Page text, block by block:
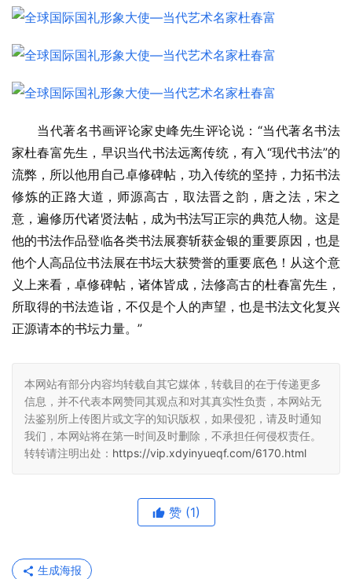
当代著名书画评论家史峰先生评论说：“当代著名书法
家杜春富先生，早识当代书法远离传统，有入“现代书法”的
流弊，所以他用自己卓修碑帖，功入传统的坚持，力拓书法
修炼的正路大道，师源高古，取法晋之韵，唐之法，宋之
意，遍修历代诸贤法帖，成为书法写正宗的典范人物。这是
他的书法作品登临各类书法展赛斩获金银的重要原因，也是
他个人高品位书法展在书坛大获赞誉的重要底色！从这个意
义上来看，卓修碑帖，诸体皆成，法修高古的杜春富先生，
所取得的书法造诣，不仅是个人的声望，也是书法文化复兴
正源请本的书坛力量。”
本网站有部分内容均转载自其它媒体，转载目的在于传递更多
信息，并不代表本网赞同其观点和对其真实性负责，本网站无
法鉴别所上传图片或文字的知识版权，如果侵犯，请及时通知
我们，本网站将在第一时间及时删除，不承担任何侵权责任。
转转请注明出处： https://vip.xdyinyueqf.com/6170.html
赞 (1)
生成海报